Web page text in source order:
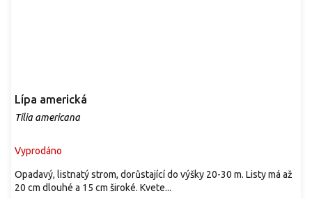
Lípa americká
Tilia americana
Vyprodáno
Opadavý, listnatý strom, dorůstající do výšky 20-30 m. Listy má až
20 cm dlouhé a 15 cm široké. Kvete...